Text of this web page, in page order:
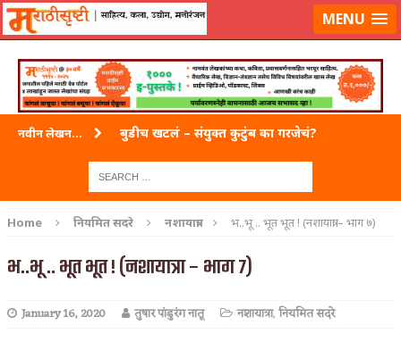
लॉग-इन करा|लेखक नोंदणी कराMENU
नवीन लेखन... भाषा, उच्चार आणि बहुभाषिकता
ताम्र – एक अफलातून धातू (COPPER)
अशी एक कविता लिहू इच्छिते
पाटलाची विहीर
Home नियमित सदरे नशायात्रा भ..भू .. भूत भूत ! (नशायात्रा – भाग ७)
भ..भू .. भूत भूत ! (नशायात्रा – भाग ७)
January 16, 2020 तुषार पांडुरंग नातू नशायात्रा,नियमित सदरे